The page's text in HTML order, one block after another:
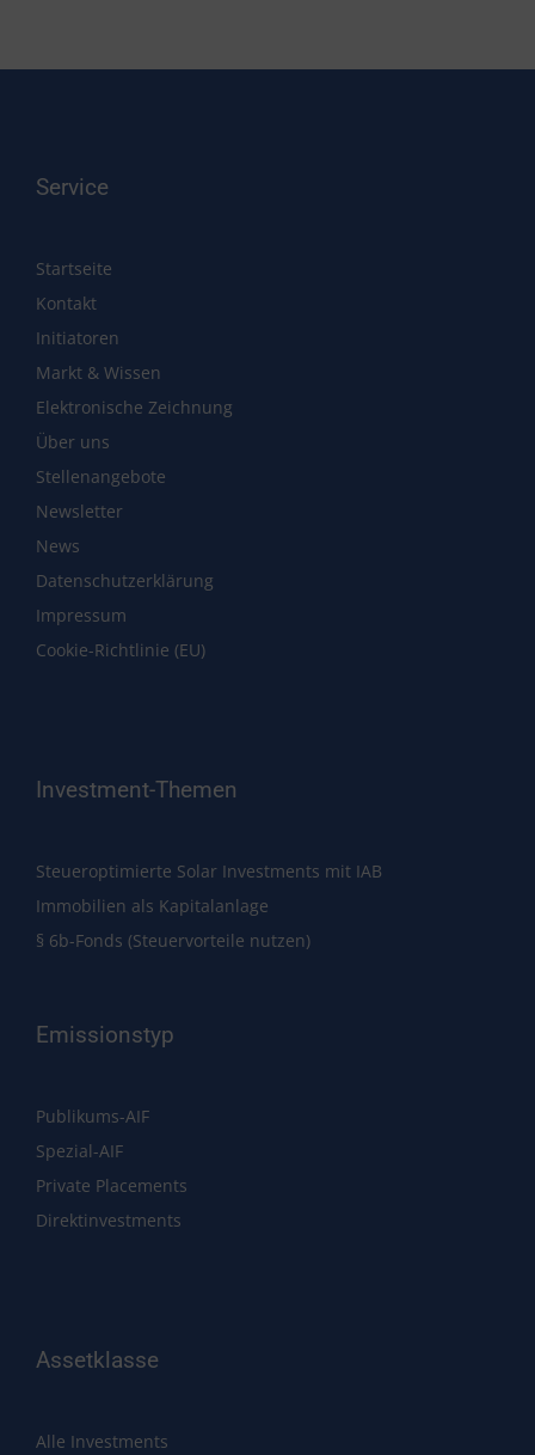
Service
Startseite
Kontakt
Initiatoren
Markt & Wissen
Elektronische Zeichnung
Über uns
Stellenangebote
Newsletter
News
Datenschutzerklärung
Impressum
Cookie-Richtlinie (EU)
Investment-Themen
Steueroptimierte Solar Investments mit IAB
Immobilien als Kapitalanlage
§ 6b-Fonds (Steuervorteile nutzen)
Emissionstyp
Publikums-AIF
Spezial-AIF
Private Placements
Direktinvestments
Assetklasse
Alle Investments